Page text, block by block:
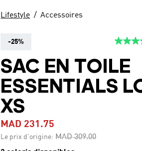
Lifestyle Accessoires
-25%
4.8
sur
5,
de
la
SAC EN TOILE
ESSENTIALS
XS
MAD 231.75
Le prix d'origine: Price reduced from
MAD 309.00to